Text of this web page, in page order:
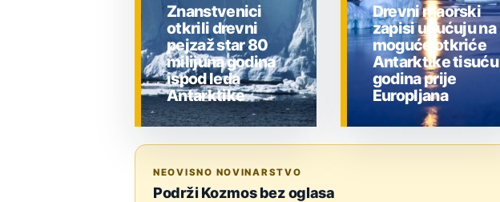
Znanstvenici
otkrili drevni
pejzaž star 80
milijuna godina
ispod leda
Antarktike
Drevni maorski
zapisi upućuju na
moguće otkriće
Antarktike tisuću
godina prije
Europljana
NEOVISNO NOVINARSTVO
Podrži Kozmos bez oglasa